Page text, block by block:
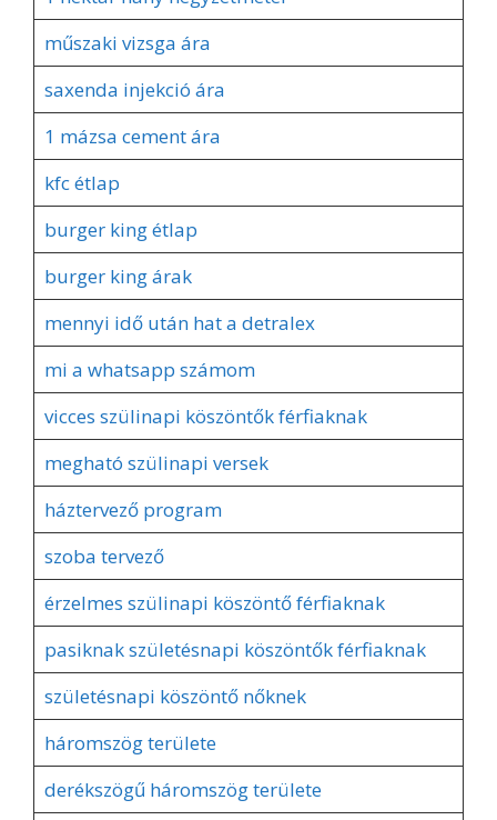
műszaki vizsga ára
saxenda injekció ára
1 mázsa cement ára
kfc étlap
burger king étlap
burger king árak
mennyi idő után hat a detralex
mi a whatsapp számom
vicces szülinapi köszöntők férfiaknak
megható szülinapi versek
háztervező program
szoba tervező
érzelmes szülinapi köszöntő férfiaknak
pasiknak születésnapi köszöntők férfiaknak
születésnapi köszöntő nőknek
háromszög területe
derékszögű háromszög területe